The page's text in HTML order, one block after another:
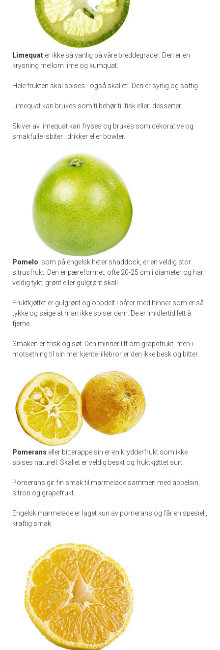
Limequat er ikke så vanlig på våre breddegrader. Den er en
krysning mellom lime og kumquat.
Hele frukten skal spises - også skalletl. Den er syrlig og saftig.
Limequat kan brukes som tilbehør til fisk ellerl desserter.
Skiver av limequat kan fryses og brukes som dekorative og
smakfulle isbiter i drikker eller bowler.
Pomelo , som på engelsk heter shaddock, er en veldig stor
sitrusfrukt. Den er pæreformet, ofte 20-25 cm i diameter og har
veldig tykt, grønt eller gulgrønt skall.
Fruktkjøttet er gulgrønt og oppdelt i båter med hinner som er så
tykke og seige at man ikke spiser dem. De er imidlertid lett å
fjerne.
Smaken er frisk og søt. Den minner litt om grapefrukt, men i
motsetning til sin mer kjente lillebror er den ikke besk og bitter.
Pomerans eller bitterappelsin er en krydderfrukt som ikke
spises naturell. Skallet er veldig beskt og fruktkjøttet surt.
Pomerans gir fin smak til marmelade sammen med appelsin,
sitron og grapefrukt.
Engelsk marmelade er laget kun av pomerans og får en spesiell,
kraftig smak.